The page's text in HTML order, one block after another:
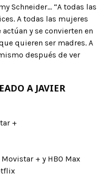
Schneider… “A todas las
A todas las mujeres
y se convierten en
quieren ser madres. A
después de ver
A JAVIER
+
+ y HBO Max